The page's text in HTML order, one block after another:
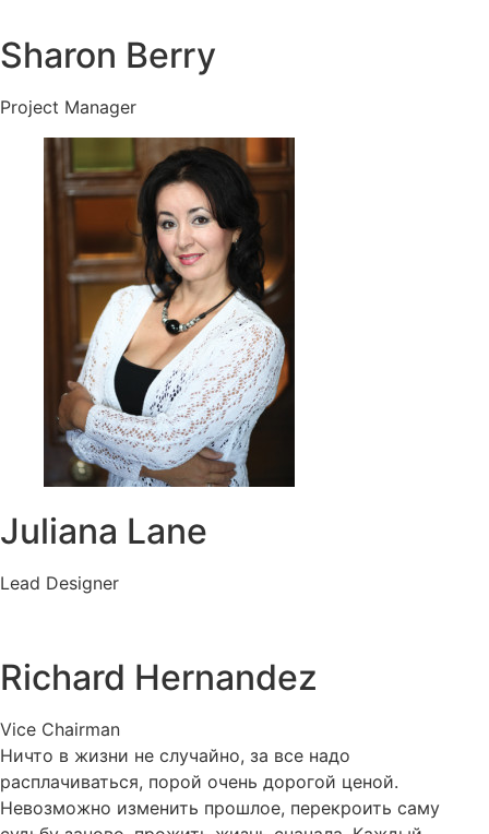
Sharon Berry
Project Manager
Juliana Lane
Lead Designer
Richard Hernandez
Vice Chairman
Ничто в жизни не случайно, за все надо
расплачиваться, порой очень дорогой ценой.
Невозможно изменить прошлое, перекроить саму